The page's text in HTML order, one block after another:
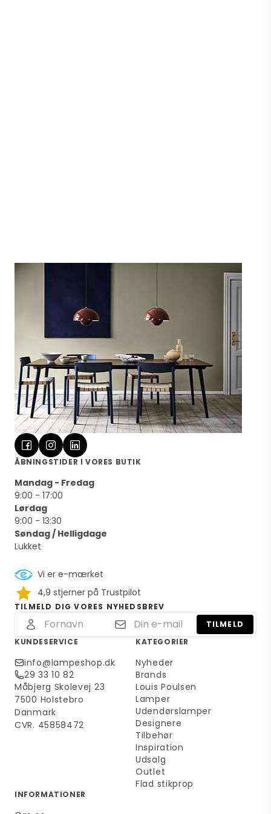
ÅBNINGSTIDER I VORES BUTIK
Mandag - Fredag
9:00 - 17:00
Lørdag
9:00 - 13:30
Søndag / Helligdage
Lukket
Vi er e-mærket
4,9 stjerner på Trustpilot
TILMELD DIG VORES NYHEDSBREV
TILMELD
KUNDESERVICE
info@lampeshop.dk
29 33 10 82
Måbjerg Skolevej 23
7500 Holstebro
Danmark
CVR. 45858472
KATEGORIER
Nyheder
Brands
Louis Poulsen
Lamper
Udendørslamper
Designere
Tilbehør
Inspiration
Udsalg
Outlet
Flad stikprop
INFORMATIONER